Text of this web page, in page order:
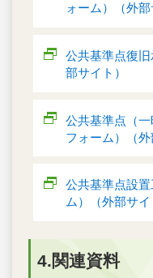
ォーム）（外部
公共基準点復
部サイト）
公共基準点（
フォーム）（外
公共基準点設
ム）（外部サイ
4.関連資料